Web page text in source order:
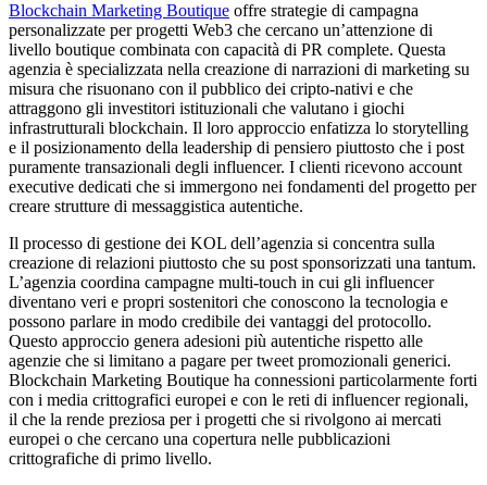
Blockchain Marketing Boutique offre strategie di campagna
personalizzate per progetti Web3 che cercano un’attenzione di
livello boutique combinata con capacità di PR complete. Questa
agenzia è specializzata nella creazione di narrazioni di marketing su
misura che risuonano con il pubblico dei cripto-nativi e che
attraggono gli investitori istituzionali che valutano i giochi
infrastrutturali blockchain. Il loro approccio enfatizza lo storytelling
e il posizionamento della leadership di pensiero piuttosto che i post
puramente transazionali degli influencer. I clienti ricevono account
executive dedicati che si immergono nei fondamenti del progetto per
creare strutture di messaggistica autentiche.
Il processo di gestione dei KOL dell’agenzia si concentra sulla
creazione di relazioni piuttosto che su post sponsorizzati una tantum.
L’agenzia coordina campagne multi-touch in cui gli influencer
diventano veri e propri sostenitori che conoscono la tecnologia e
possono parlare in modo credibile dei vantaggi del protocollo.
Questo approccio genera adesioni più autentiche rispetto alle
agenzie che si limitano a pagare per tweet promozionali generici.
Blockchain Marketing Boutique ha connessioni particolarmente forti
con i media crittografici europei e con le reti di influencer regionali,
il che la rende preziosa per i progetti che si rivolgono ai mercati
europei o che cercano una copertura nelle pubblicazioni
crittografiche di primo livello.